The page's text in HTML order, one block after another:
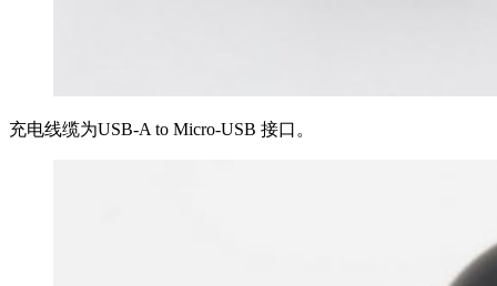
充电线缆为USB-A to Micro-USB 接口。